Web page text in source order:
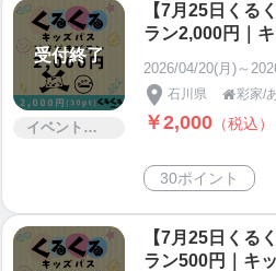
▼トップページに戻る
https://tsuku2.jp/saikouin123
受付終了
イベント・セミナー・交流会
【7月25日くる
ラン2,000円｜
2026/04/20(月)～
石川県 彩家/
￥2,000 （税込）
30ポイント
【7月25日くる
ラン500円｜キ